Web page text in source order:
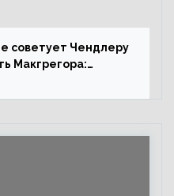
советует Чендлеру
Макгрегора:
а Конор умеет